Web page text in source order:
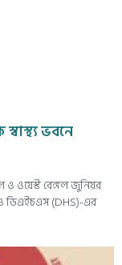
ভবনে
ও ওয়েস্ট বেঙ্গল জুনিয়র
ও ডিএইচএস (DHS)-এর